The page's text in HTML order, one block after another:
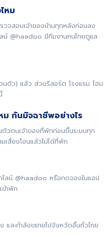
หม
จสอบเจ้าของบ้านทุกหลังก่อนลง
น์ @haadoo มีทีมงานคนไทยดูแล
ตัว) แล้ว ส่วนรีสอร์ต โรงแรม โฮม
กันมิจฉาชีพอย่างไร
วตนเจ้าของที่พักก่อนขึ้นระบบทุก
เสี่ยงโอนแล้วไม่ได้ที่พัก
ไลน์ @haadoo หรือกดจองในแอป
ข้าพัก
และกำลังขยายไปจังหวัดอื่นทั่วไทย